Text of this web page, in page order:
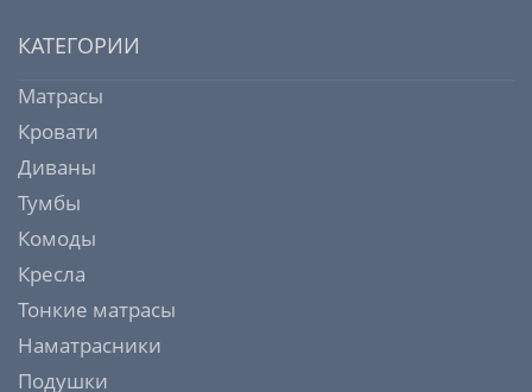
КАТЕГОРИИ
Матрасы
Кровати
Диваны
Тумбы
Комоды
Кресла
Тонкие матрасы
Наматрасники
Подушки